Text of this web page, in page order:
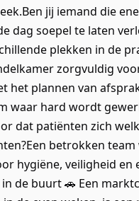
jij iemand die
dag soepel te laten
plekken in de
zorgvuldig
plannen van
waar hard wordt
dat patiënten zich
betrokken team
hygiëne, veiligheid
de buurt 🚗 Een